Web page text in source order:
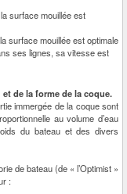
surface mouillée est
surface mouillée est optimale
ses lignes, sa vitesse est
de la forme de la coque.
immergée de la coque sont
au volume d’eau
du bateau et des divers
de bateau (de « l’Optimist »
: